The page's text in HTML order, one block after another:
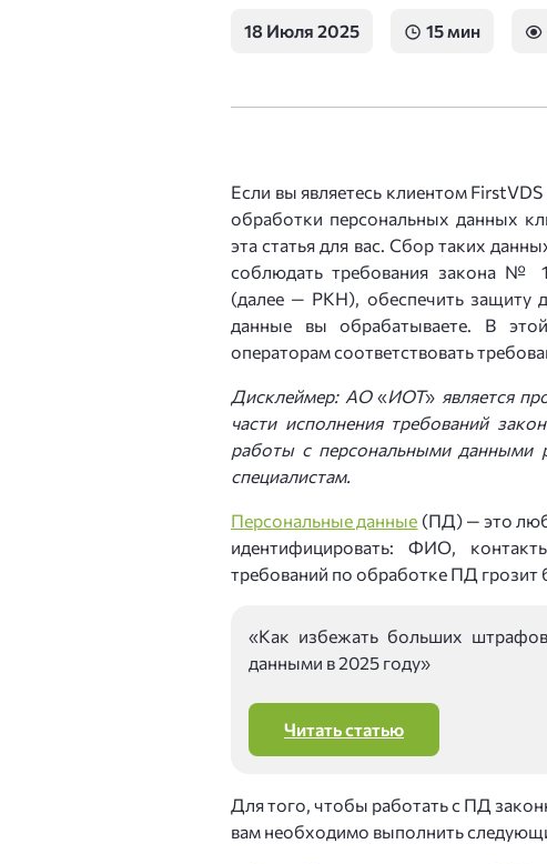
VDS Storage
Виртуальный сервер в Европе
VDS в Алматы
Виртуальный сервер в
Серверы с
Лицензии
Ispmanager
Почтовый
DNS-
18 Июля 2025 15 мин
Если вы являетесь клиентом
обработки персональных данных
эта статья для вас. Сбор таких
соблюдать требования закона №
(далее — РКН), обеспечить защиту
данные вы обрабатываете. В
операторам соответствовать
Дисклеймер: АО «ИОТ» является
части исполнения требований
работы с персональными данными
специалистам.
Персональные данные (ПД) — это
идентифицировать: ФИО,
требований по обработке ПД
«Как избежать больших
данными в 2025 году»
Читать статью
Для того, чтобы работать с ПД
вам необходимо выполнить